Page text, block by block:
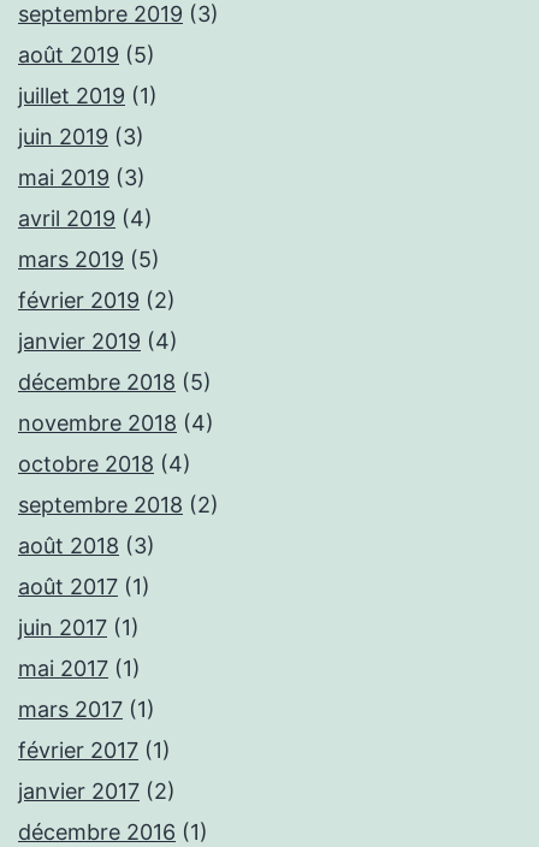
septembre 2019 (3)
août 2019 (5)
juillet 2019 (1)
juin 2019 (3)
mai 2019 (3)
avril 2019 (4)
mars 2019 (5)
février 2019 (2)
janvier 2019 (4)
décembre 2018 (5)
novembre 2018 (4)
octobre 2018 (4)
septembre 2018 (2)
août 2018 (3)
août 2017 (1)
juin 2017 (1)
mai 2017 (1)
mars 2017 (1)
février 2017 (1)
janvier 2017 (2)
décembre 2016 (1)